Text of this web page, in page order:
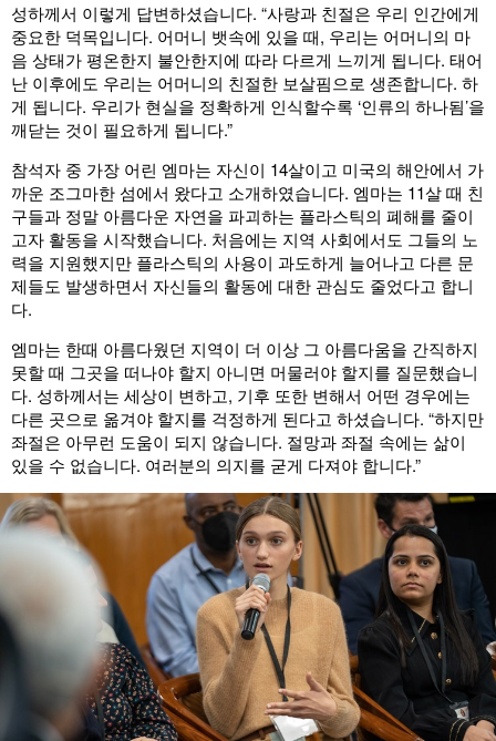
성하께서 이렇게 답변하셨습니다. “사랑과 친절은 우리 인간에게
중요한 덕목입니다. 어머니 뱃속에 있을 때, 우리는 어머니의 마
음 상태가 평온한지 불안한지에 따라 다르게 느끼게 됩니다. 태어
난 이후에도 우리는 어머니의 친절한 보살핌으로 생존합니다. 하
게 됩니다. 우리가 현실을 정확하게 인식할수록 ‘인류의 하나됨’을
깨닫는 것이 필요하게 됩니다.”
참석자 중 가장 어린 엠마는 자신이 14살이고 미국의 해안에서 가
까운 조그마한 섬에서 왔다고 소개하였습니다. 엠마는 11살 때 친
구들과 정말 아름다운 자연을 파괴하는 플라스틱의 폐해를 줄이
고자 활동을 시작했습니다. 처음에는 지역 사회에서도 그들의 노
력을 지원했지만 플라스틱의 사용이 과도하게 늘어나고 다른 문
제들도 발생하면서 자신들의 활동에 대한 관심도 줄었다고 합니
다.
엠마는 한때 아름다웠던 지역이 더 이상 그 아름다움을 간직하지
못할 때 그곳을 떠나야 할지 아니면 머물러야 할지를 질문했습니
다. 성하께서는 세상이 변하고, 기후 또한 변해서 어떤 경우에는
다른 곳으로 옮겨야 할지를 걱정하게 된다고 하셨습니다. “하지만
좌절은 아무런 도움이 되지 않습니다. 절망과 좌절 속에는 삶이
있을 수 없습니다. 여러분의 의지를 굳게 다져야 합니다.”